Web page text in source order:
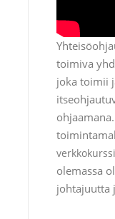
toimiva
joka toimii
olemassa
johtajuutta